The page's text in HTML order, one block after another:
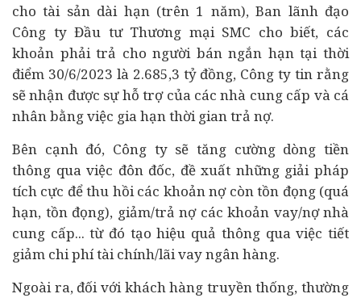
cho tài sản dài hạn (trên 1 năm), Ban lãnh đạo
Công ty Đầu tư Thương mại SMC cho biết, các
khoản phải trả cho người bán ngắn hạn tại thời
điểm 30/6/2023 là 2.685,3 tỷ đồng, Công ty tin rằng
sẽ nhận được sự hỗ trợ của các nhà cung cấp và cá
nhân bằng việc gia hạn thời gian trả nợ.
Bên cạnh đó, Công ty sẽ tăng cường dòng tiền
thông qua việc đôn đốc, đề xuất những giải pháp
tích cực để thu hồi các khoản nợ còn tồn đọng (quá
hạn, tồn đọng), giảm/trả nợ các khoản vay/nợ nhà
cung cấp... từ đó tạo hiệu quả thông qua việc tiết
giảm chi phítài chính/lãi vayngân hàng.
Ngoài ra, đối với khách hàng truyền thống, thường